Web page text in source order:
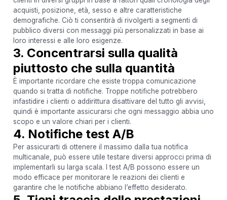
acquisti, posizione, età, sesso e altre caratteristiche
demografiche. Ciò ti consentirà di rivolgerti a segmenti di
pubblico diversi con messaggi più personalizzati in base ai
loro interessi e alle loro esigenze.
3. Concentrarsi sulla qualità
piuttosto che sulla quantità
È importante ricordare che esiste troppa comunicazione
quando si tratta di notifiche. Troppe notifiche potrebbero
infastidire i clienti o addirittura disattivare del tutto gli avvisi,
quindi è importante assicurarsi che ogni messaggio abbia uno
scopo e un valore chiari per i clienti.
4. Notifiche test A/B
Per assicurarti di ottenere il massimo dalla tua notifica
multicanale, può essere utile testare diversi approcci prima di
implementarli su larga scala. I test A/B possono essere un
modo efficace per monitorare le reazioni dei clienti e
garantire che le notifiche abbiano l’effetto desiderato.